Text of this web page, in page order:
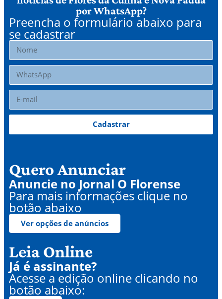
por WhatsApp?
Preencha o formulário abaixo para
se cadastrar
Cadastrar
Quero Anunciar
Anuncie no Jornal O Florense
Para mais informações clique no
botão abaixo
Ver opções de anúncios
Leia Online
Já é assinante?
Acesse a edição online clicando no
botão abaixo: